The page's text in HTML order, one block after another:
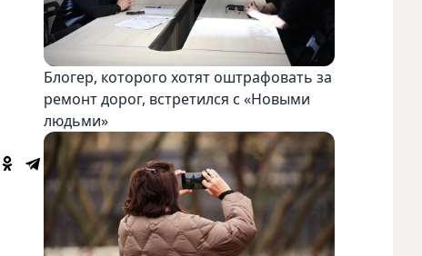
Блогер, которого хотят оштрафовать за
ремонт дорог, встретился с «Новыми
людьми»